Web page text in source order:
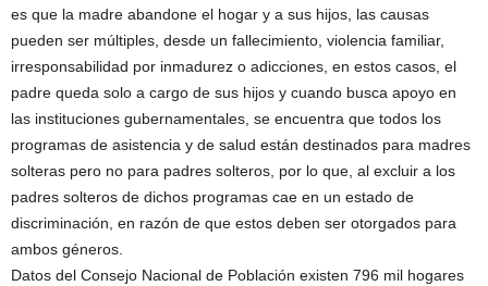
es que la madre abandone el hogar y a sus hijos, las causas
pueden ser múltiples, desde un fallecimiento, violencia familiar,
irresponsabilidad por inmadurez o adicciones, en estos casos, el
padre queda solo a cargo de sus hijos y cuando busca apoyo en
las instituciones gubernamentales, se encuentra que todos los
programas de asistencia y de salud están destinados para madres
solteras pero no para padres solteros, por lo que, al excluir a los
padres solteros de dichos programas cae en un estado de
discriminación, en razón de que estos deben ser otorgados para
ambos géneros.
Datos del Consejo Nacional de Población existen 796 mil hogares